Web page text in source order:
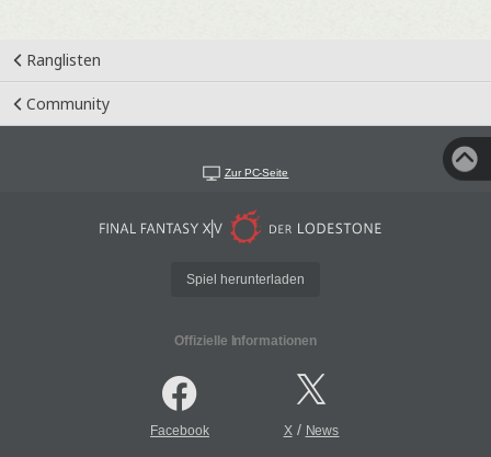
Ranglisten
Community
Zur PC-Seite
Spiel herunterladen
Offizielle Informationen
Facebook X/ News